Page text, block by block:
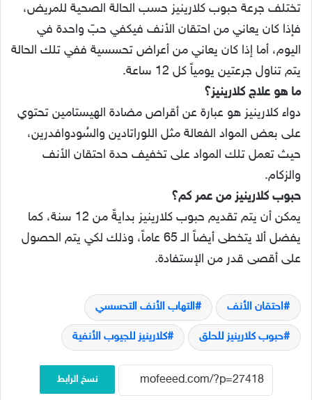
تختلف جرعة حبوب كلارينيز حسب الحالة الصحية للمريض،
فإذا كان يعاني من احتقان الأنف فيكفي حبّ واحدة في
اليوم، أما إذا كان يعاني من أعراض تحسسية ففي تلك الحالة
يتم تناول جرعتين يومياً كل 12 ساعة.
ما هو علاج كلارينيز؟
دواء كلارينيز هو عبارة عن أقراص مضادة الهيستامين تحتوي
على بعض المواد الفعالة مثل اللوراتادين والسُودوافدرين،
حيث تعمل تلك المواد على تخفيف حدة احتقان الأنف
والزكام.
حبوب كلارينيز من عمر كم؟
يمكن أن يتم تقديم حبوب كلارينيز بدايةً من 12 سنة، كما
يفضل ألا يتخطى أيضاً الـ 65 عاماً، وذلك لكي يتم الحصول
على أقصى قدر من الإستفادة.
احتقان الأنف التهاب الأنف التحسسي
حبوب كلارينيز للحلق كلارينيز للجيوب الأنفية
نسخ الرابط